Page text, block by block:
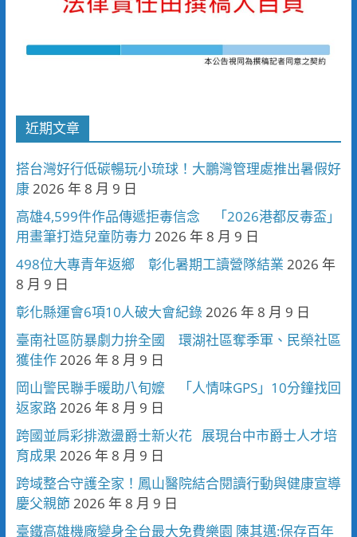
近期文章
搭台灣好行低碳暢玩小琉球！大鵬灣管理處推出暑假好
康2026 年 8 月 9 日
高雄4,599件作品傳遞拒毒信念 「2026港都反毒盃」
用畫筆打造兒童防毒力 2026 年 8 月 9 日
498位大專青年返鄉 彰化暑期工讀營隊結業 2026 年
8 月 9 日
彰化縣運會6項10人破大會紀錄2026 年 8 月 9 日
臺南社區防暴劇力拚全國 環湖社區奪季軍、民榮社區
獲佳作2026 年 8 月 9 日
岡山警民聯手暖助八旬嬤 「人情味GPS」10分鐘找回
返家路2026 年 8 月 9 日
跨國並肩彩排激盪爵士新火花 展現台中市爵士人才培
育成果 2026 年 8 月 9 日
跨域整合守護全家！鳳山醫院結合閱讀行動與健康宣導
慶父親節2026 年 8 月 9 日
臺鐵高雄機廠變身全台最大免費樂園 陳其邁:保存百年